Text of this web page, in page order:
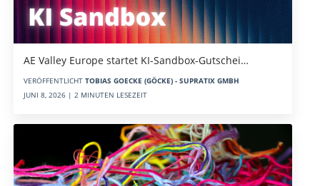
AE Valley Europe startet KI-Sandbox-Gutschei…
VERÖFFENTLICHT TOBIAS GOECKE (GÖCKE) - SUPRATIX GMBH
JUNI 8, 2026 | 2 MINUTEN LESEZEIT